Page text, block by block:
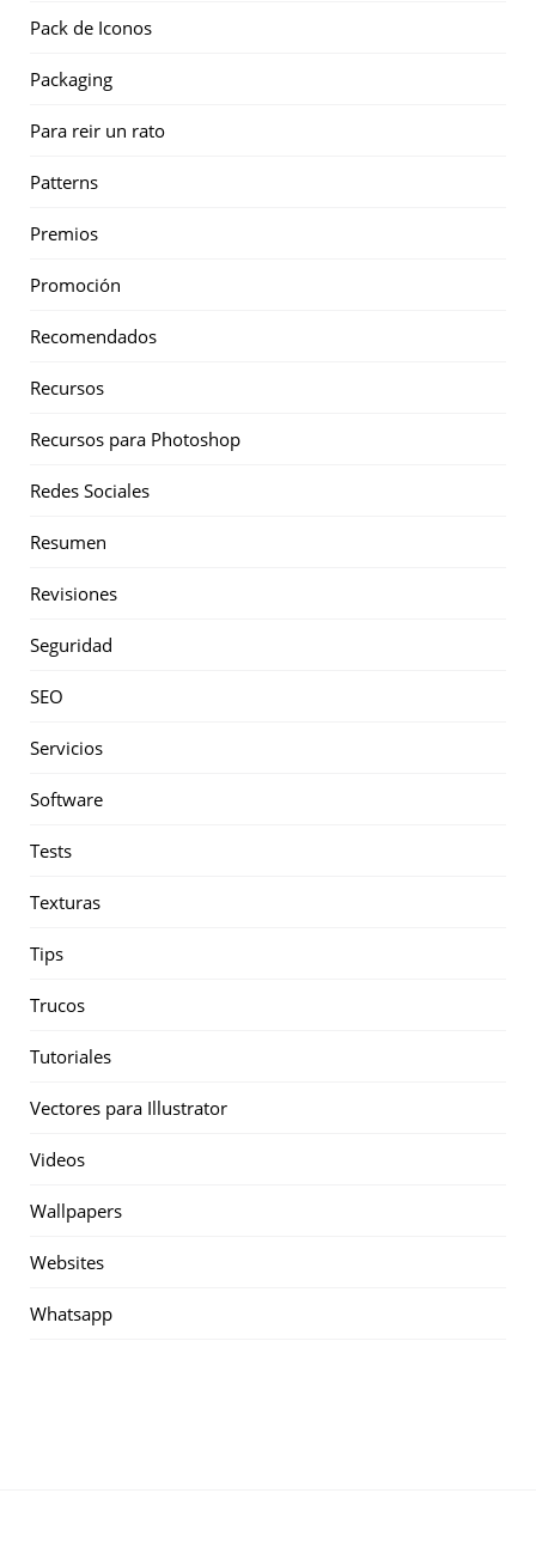
Pack de Iconos
Packaging
Para reir un rato
Patterns
Premios
Promoción
Recomendados
Recursos
Recursos para Photoshop
Redes Sociales
Resumen
Revisiones
Seguridad
SEO
Servicios
Software
Tests
Texturas
Tips
Trucos
Tutoriales
Vectores para Illustrator
Videos
Wallpapers
Websites
Whatsapp